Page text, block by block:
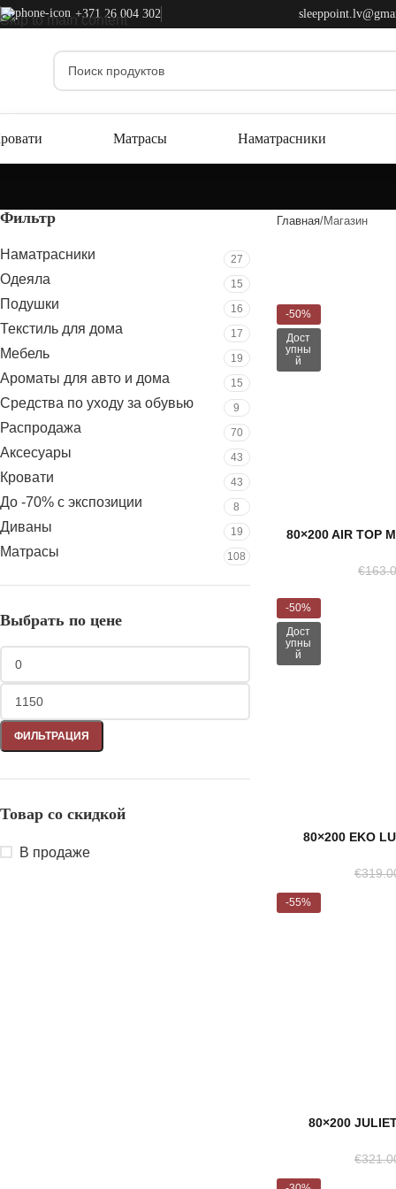
Skip to main content
+371 26 004 302
Матрасы Наматрасники
Фильтр
Наматрасники 27
Одеяла 15
Подушки 16
Текстиль для дома 17
Мебель 19
Ароматы для авто и дома 15
Средства по уходу за обувью 9
Распродажа 70
Аксесуары 43
Кровати 43
До -70% с экспозиции 8
Диваны 19
Матрасы 108
Выбрать по цене
ФИЛЬТРАЦИЯ
Товар со скидкой
В продаже
Главная Магазин
-50%
Дост
упны
й
80×200 AIR TOP
€
-50%
Дост
упны
й
80×200 EKO
€
-55%
80×200
€